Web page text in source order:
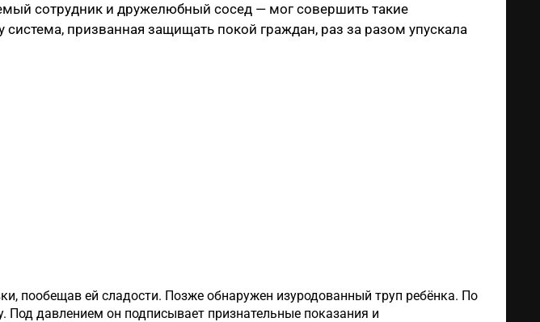
сотрудник и дружелюбный сосед — мог совершить такие
призванная защищать покой граждан, раз за разом упускала
пообещав ей сладости. Позже обнаружен изуродованный труп ребёнка. По
давлением он подписывает признательные показания и